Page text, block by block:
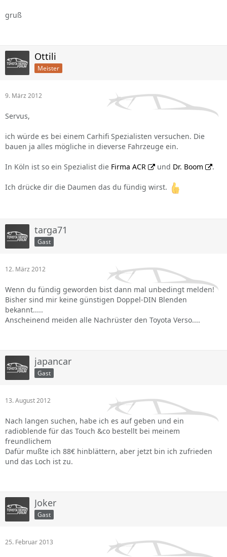
gruß
Ottili
Meister
9. März 2012
Servus,
ich würde es bei einem Carhifi Spezialisten versuchen. Die
bauen ja alles mögliche in dieverse Fahrzeuge ein.
In Köln ist so ein Spezialist die Firma ACR und Dr. Boom .
Ich drücke dir die Daumen das du fündig wirst.
targa71
Gast
12. März 2012
Wenn du fündig geworden bist dann mal unbedingt melden!
Bisher sind mir keine günstigen Doppel-DIN Blenden
bekannt.....
Anscheinend meiden alle Nachrüster den Toyota Verso....
japancar
Gast
13. August 2012
Nach langen suchen, habe ich es auf geben und ein
radioblende für das Touch &co bestellt bei meinem
freundlichem
Dafür mußte ich 88€ hinblättern, aber jetzt bin ich zufrieden
und das Loch ist zu.
Joker
Gast
25. Februar 2013